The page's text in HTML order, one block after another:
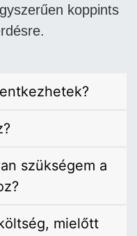
koppints
szükségem a
mielőtt